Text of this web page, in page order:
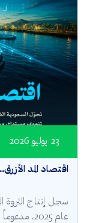
اقتصاد المد
23 يوليو 2026
عام 2025، مدعوماً بنمو مشاريع الاستزراع المائي بنسبة 19%، في...